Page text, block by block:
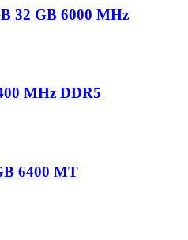
32 GB 6000 MHz
MHz DDR5
6400 MT